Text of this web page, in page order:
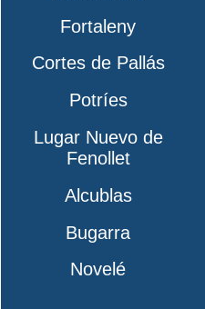
Fortaleny
Cortes de Pallás
Potríes
Lugar Nuevo de
Fenollet
Alcublas
Bugarra
Novelé